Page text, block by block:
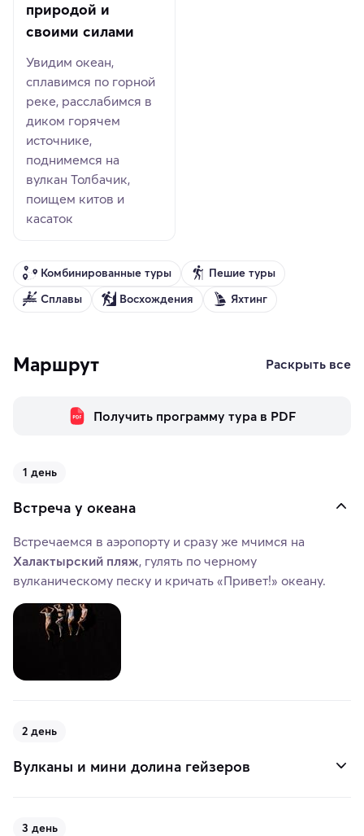
природой и
своими силами
Увидим океан,
сплавимся по горной
реке, расслабимся в
диком горячем
источнике,
поднимемся на
вулкан Толбачик,
поищем китов и
касаток
Комбинированные туры
Пешие туры
Сплавы
Восхождения Яхтинг
Маршрут Раскрыть все
Получить программу тура в PDF
1 день
Встреча у океана
Встречаемся в аэропорту и сразу же мчимся на
Халактырский пляж, гулять по черному
вулканическому песку и кричать «Привет!» океану.
2 день
Вулканы и мини долина гейзеров
3 день